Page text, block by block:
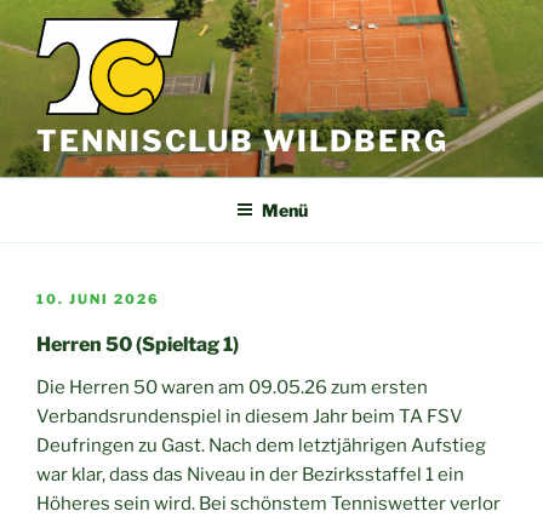
Inhalt
TENNISCLUB WILDBERG
Menü
VERÖFFENTLICHT
10. JUNI 2026
Herren 50 (Spieltag 1)
Die Herren 50 waren am 09.05.26 zum ersten
Verbandsrundenspiel in diesem Jahr beim TA FSV
Deufringen zu Gast. Nach dem letztjährigen Aufstieg
war klar, dass das Niveau in der Bezirksstaffel 1 ein
Höheres sein wird. Bei schönstem Tenniswetter verlor